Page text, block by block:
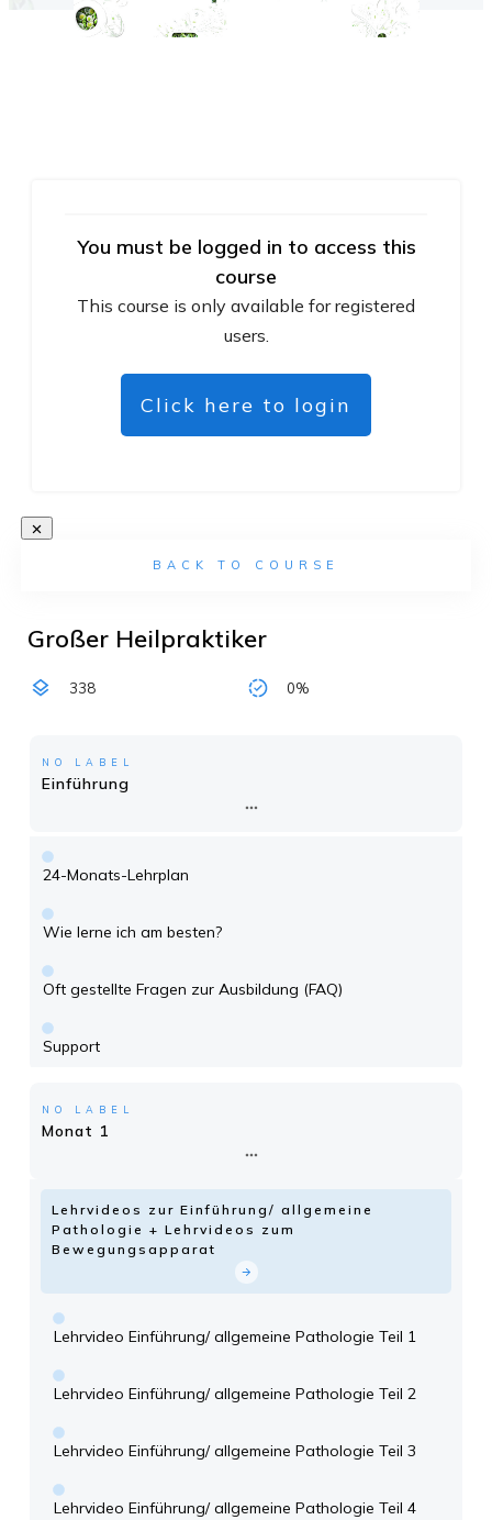
You must be logged in to access this
course
This course is only available for registered
users.
Click here to login
BACK TO COURSE
Großer Heilpraktiker
338 0%
NO LABEL
Einführung
24-Monats-Lehrplan
Wie lerne ich am besten?
Oft gestellte Fragen zur Ausbildung (FAQ)
Support
NO LABEL
Monat 1
Lehrvideos zur Einführung/ allgemeine
Pathologie + Lehrvideos zum
Bewegungsapparat
Lehrvideo Einführung/ allgemeine Pathologie Teil 1
Lehrvideo Einführung/ allgemeine Pathologie Teil 2
Lehrvideo Einführung/ allgemeine Pathologie Teil 3
Lehrvideo Einführung/ allgemeine Pathologie Teil 4